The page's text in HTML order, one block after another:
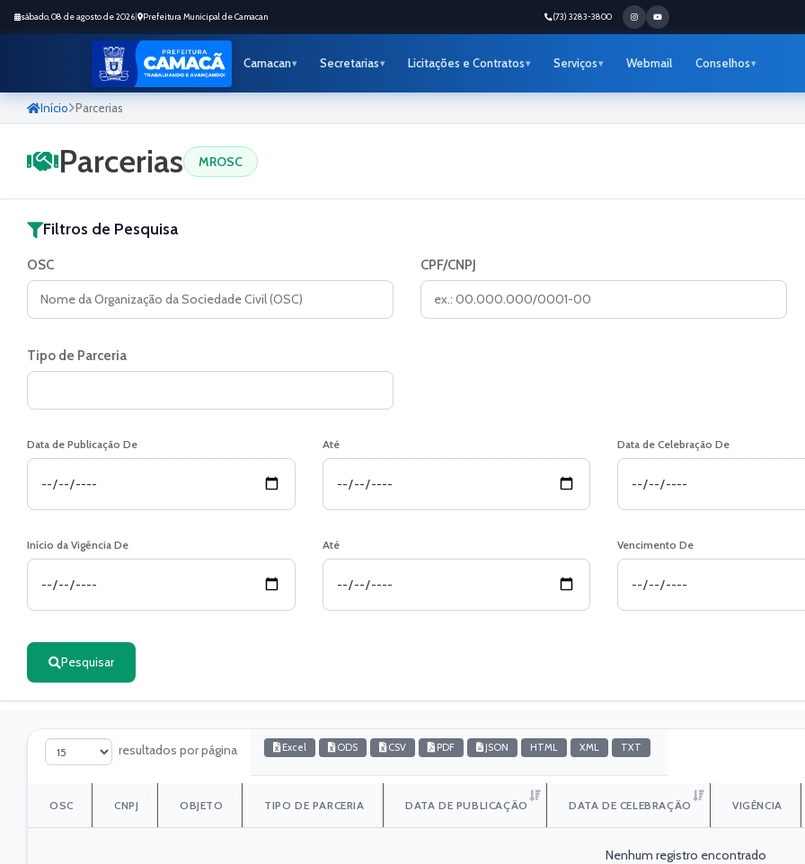
sábado, 08 de agosto de 2026 Prefeitura Municipal de Camacan (73) 3283-3800
Camacan Secretarias Licitações e Contratos Serviços Webmail Conselhos
Início Parcerias
Parcerias MROSC
Filtros de Pesquisa
OSC CPF/CNPJ
Tipo de Parceria
Data de Publicação De Até Data de Celebração De
Início da Vigência De Até Vencimento De
Pesquisar
resultados por página Excel ODS CSV PDF JSON HTML XML TXT
OSC CNPJ OBJETO TIPO DE PARCERIA DATA DE PUBLICAÇÃO DATA DE CELEBRAÇÃO VIGÊNCIA
Nenhum registro encontrado